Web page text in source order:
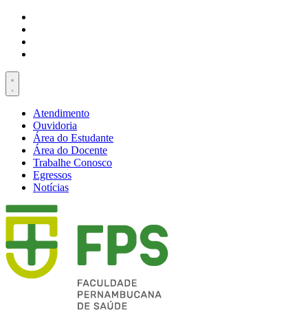
Atendimento
Ouvidoria
Área do Estudante
Área do Docente
Trabalhe Conosco
Egressos
Notícias